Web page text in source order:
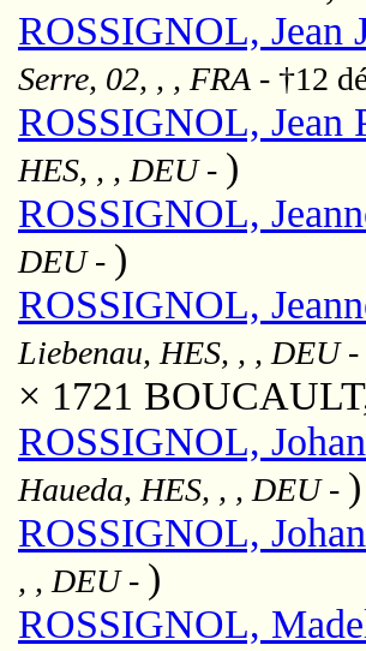
ROSSIGNOL, Jean
Serre, 02, , , FRA - †12
ROSSIGNOL, Jean
HES, , , DEU- )
ROSSIGNOL,
DEU- )
ROSSIGNOL,
Liebenau, HES, , , DEU-
× 1721
ROSSIGNOL,
Haueda, HES, , , DEU- )
ROSSIGNOL,
, , DEU- )
ROSSIGNOL,